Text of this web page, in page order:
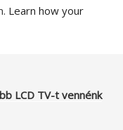
Learn how your
LCD TV-t vennénk